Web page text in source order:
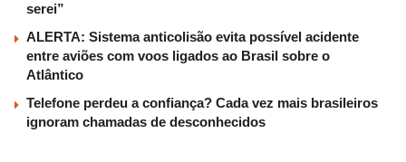
serei”
ALERTA: Sistema anticolisão evita possível acidente
entre aviões com voos ligados ao Brasil sobre o
Atlântico
Telefone perdeu a confiança? Cada vez mais brasileiros
ignoram chamadas de desconhecidos